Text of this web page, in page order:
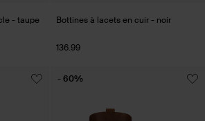
- taupe Bottines à lacets en cuir - noir
136.99
- 60%